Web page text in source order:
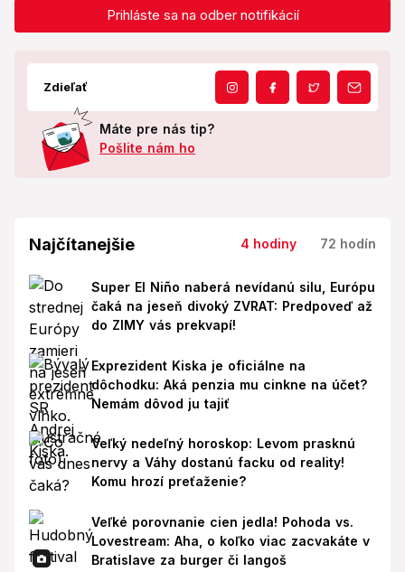
Prihláste sa na odber notifikácií
Zdieľať
Máte pre nás tip?
Pošlite nám ho
Najčítanejšie 4 hodiny 72 hodín
Super El Niño naberá nevídanú silu, Európu
čaká na jeseň divoký ZVRAT: Predpoveď až
do ZIMY vás prekvapí!
Exprezident Kiska je oficiálne na
dôchodku: Aká penzia mu cinkne na účet?
Nemám dôvod ju tajiť
Veľký nedeľný horoskop: Levom prasknú
nervy a Váhy dostanú facku od reality!
Komu hrozí preťaženie?
Veľké porovnanie cien jedla! Pohoda vs.
Lovestream: Aha, o koľko viac zacvakáte v
Bratislave za burger či langoš